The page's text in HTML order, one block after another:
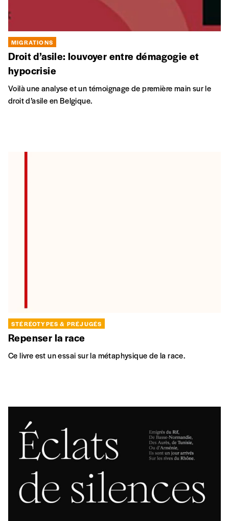
MIGRATIONS
Droit d’asile: louvoyer entre démagogie et
hypocrisie
Voilà une analyse et un témoignage de première main sur le
droit d’asile en Belgique.
STÉRÉOTYPES & PRÉJUGÉS
Repenser la race
Ce livre est un essai sur la métaphysique de la race.